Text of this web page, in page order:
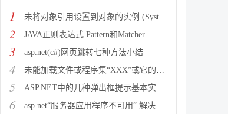
1 未将对象引用设置到对象的实例 (System.NullRef
2 JAVA正则表达式 Pattern和Matcher
3 asp.net(c#)网页跳转七种方法小结
4 未能加载文件或程序集“XXX”或它的某一个依赖项。试图加载格
5 ASP.NET中的几种弹出框提示基本实现方法
6 asp.net“服务器应用程序不可用” 解决方法